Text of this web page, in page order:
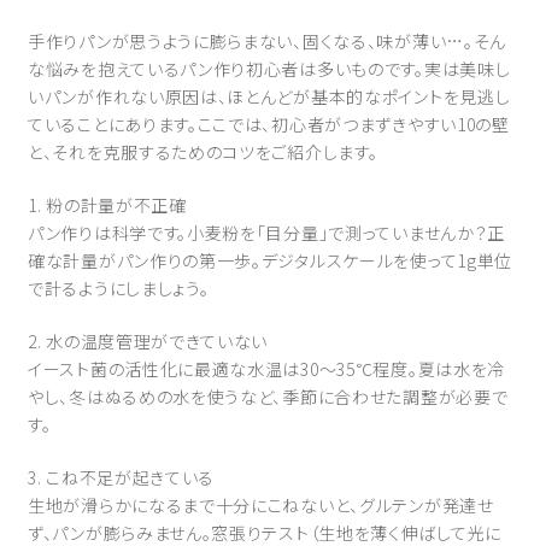
手作りパンが思うように膨らまない、固くなる、味が薄い…。そん
な悩みを抱えているパン作り初心者は多いものです。実は美味し
いパンが作れない原因は、ほとんどが基本的なポイントを見逃し
ていることにあります。ここでは、初心者がつまずきやすい10の壁
と、それを克服するためのコツをご紹介します。
1. 粉の計量が不正確
パン作りは科学です。小麦粉を「目分量」で測っていませんか？正
確な計量がパン作りの第一歩。デジタルスケールを使って1g単位
で計るようにしましょう。
2. 水の温度管理ができていない
イースト菌の活性化に最適な水温は30〜35℃程度。夏は水を冷
やし、冬はぬるめの水を使うなど、季節に合わせた調整が必要で
す。
3. こね不足が起きている
生地が滑らかになるまで十分にこねないと、グルテンが発達せ
ず、パンが膨らみません。窓張りテスト（生地を薄く伸ばして光に